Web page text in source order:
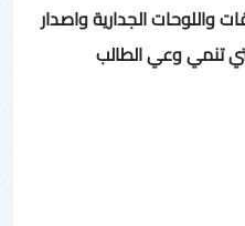
الجدارية واصدار
تنمي وعي الطالب